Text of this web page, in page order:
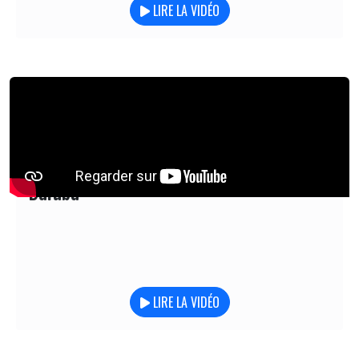
LIRE LA VIDÉO
Daruba
LIRE LA VIDÉO